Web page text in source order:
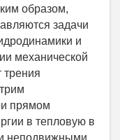
образом,
задачи
и
механической
трения
прямом
в тепловую в